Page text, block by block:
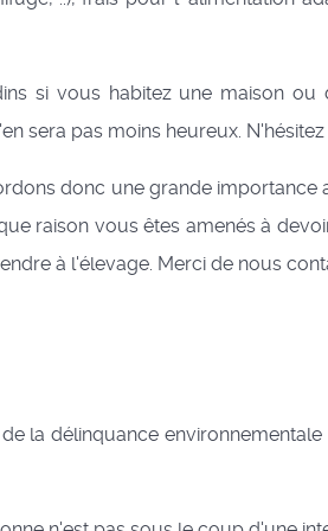
si vous habitez une maison
sera pas moins heureux.
donc une grande
raison vous êtes amenés à
à l'élevage. Merci de nous
la délinquance